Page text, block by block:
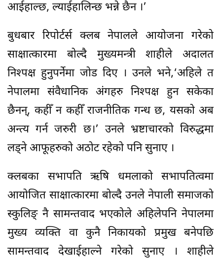
आईहाल्छ, ल्याईहालिन्छ भन्ने छैन ।’
बुधबार रिपोर्टर्स क्लब नेपालले आयोजना गरेको
साक्षात्कारमा बोल्दै मुख्यमन्त्री शाहीले अदालत
निश्पक्ष हुनुपर्नेमा जोड दिए । उनले भने,‘अहिले त
नेपालमा संवैधानिक अंगहरु निश्पक्ष हुन सकेका
छैनन्, कहीँ न कहीँ राजनीतिक गन्ध छ, यसको अब
अन्त्य गर्न जरुरी छ।’ उनले भ्रष्टाचारको विरुद्धमा
लड्ने आफूहरुको अठोट रहेको पनि सुनाए ।
क्लबका सभापति ऋषि धमलाको सभापतित्वमा
आयोजित साक्षात्कारमा बोल्दै उनले नेपाली समाजको
स्कुलिङ् नै सामन्तवाद भएकोले अहिलेपनि नेपालमा
मुख्य व्यक्ति वा कुनै निकायको प्रमुख बनेपछि
सामन्तवाद देखाईहाल्ने गरेको सुनाए । शाहीले